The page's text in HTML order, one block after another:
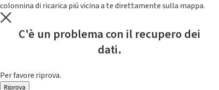
colonnina di ricarica piú vicina a te direttamente sulla mappa.
C'è un problema con il recupero dei
dati.
Per favore riprova.
Riprova